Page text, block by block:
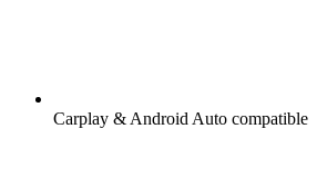
Carplay & Android Auto compatible